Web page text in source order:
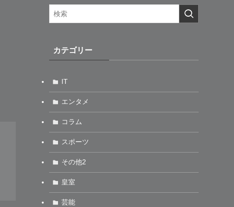
カテゴリー
IT
エンタメ
コラム
スポーツ
その他2
皇室
芸能